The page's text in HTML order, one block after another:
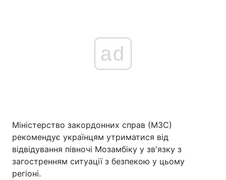
Україна Політика
Економіка Світ
ad
Міністерство закордонних справ (МЗС)
рекомендує українцям утриматися від
відвідування півночі Мозамбіку у зв'язку з
загостренням ситуації з безпекою у цьому
регіоні.